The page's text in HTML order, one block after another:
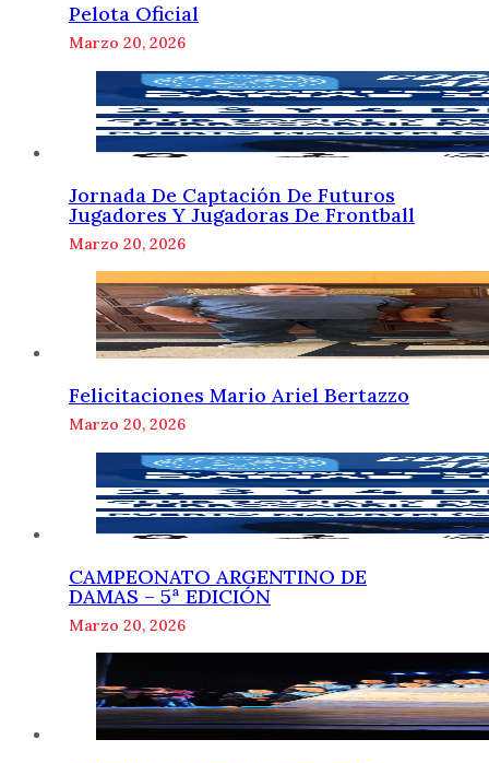
Pelota Oficial
Marzo 20, 2026
Jornada De Captación De Futuros
Jugadores Y Jugadoras De Frontball
Marzo 20, 2026
Felicitaciones Mario Ariel Bertazzo
Marzo 20, 2026
CAMPEONATO ARGENTINO DE
DAMAS – 5ª EDICIÓN
Marzo 20, 2026